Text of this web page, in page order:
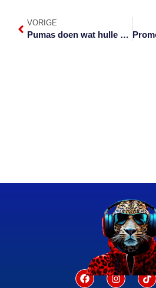
VORIGE
Pumas doen wat hulle moet om Griekwas te stuit